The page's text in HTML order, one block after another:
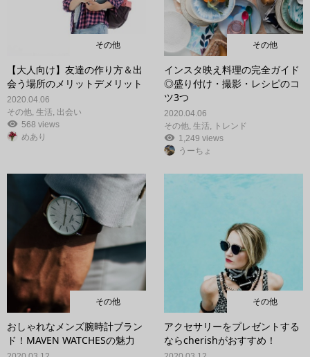
その他
【大人向け】友達の作り方＆出
会う場所のメリットデメリット
2020.04.06
その他, 生活, 出会い
568 views
めあり
その他
インスタ映え料理の完全ガイド
◎盛り付け・撮影・レシピのコ
ツ3つ
2020.04.06
その他,生活,
トレンド
1,249 views
うーちょ
その他
おしゃれなメンズ腕時計ブラン
ド！MAVEN WATCHESの魅力
その他
アクセサリーをプレゼントする
ならcherishがおすすめ！